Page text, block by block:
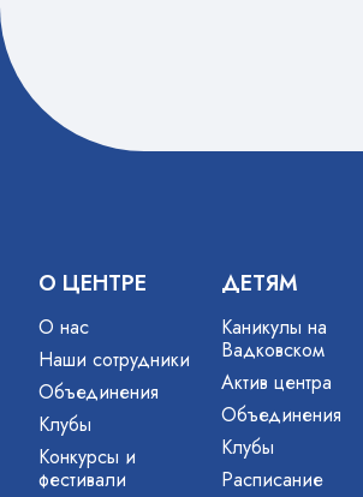
О ЦЕНТРЕ
О нас
Наши сотрудники
Объединения
Клубы
Конкурсы и
фестивали
ДЕТЯМ
Каникулы на
Вадковском
Актив центра
Объединения
Клубы
Расписание